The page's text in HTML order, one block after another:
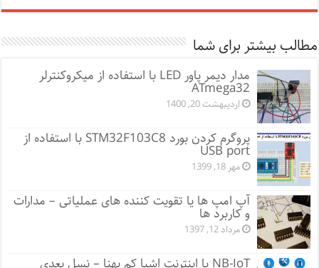
مطالب بیشتر برای شما
مدار دیمر پاور LED با استفاده از میکروکنترلر
ATmega32
اردیبهشت 20, 1400
پروگرم کردن بورد STM32F103C8 با استفاده از
USB port
مهر 18, 1399
آپ امپ ها یا تقویت کننده های عملیاتی – مدارات
و کاربرد ها
مرداد 12, 1397